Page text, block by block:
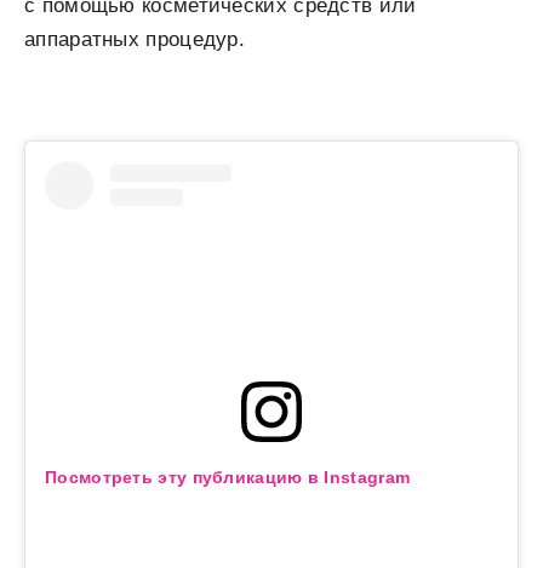
с помощью косметических средств или
аппаратных процедур.
Посмотреть эту публикацию в Instagram